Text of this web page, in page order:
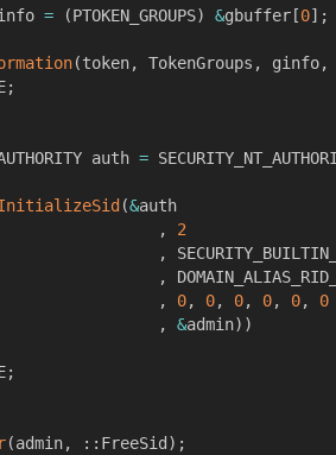
= (PTOKEN_GROUPS) &gbuffer[0] ;
(token, TokenGroups , ginfo,
;
auth
=
(&auth
,
2
,
,
,
0, 0, 0, 0, 0,
0
,
&admin) )
;
(admin, :: FreeSid ) ;